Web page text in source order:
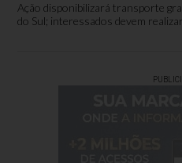
Ação disponibilizará transporte
do Sul; interessados devem